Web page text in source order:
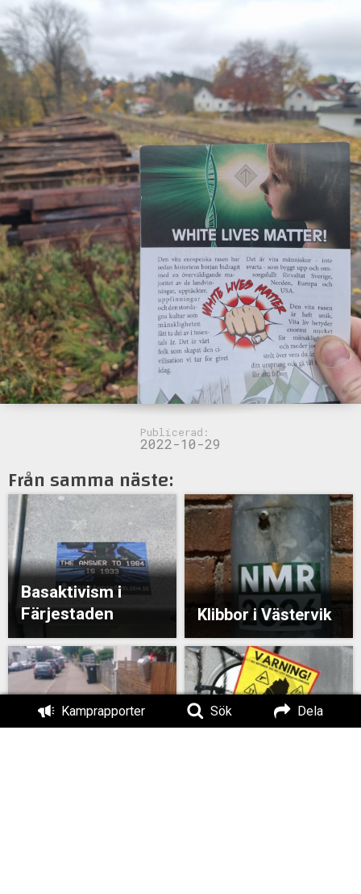
Kamprapporter Sök Dela
Publicerad:
2022-10-29
Från samma näste:
Basaktivism i
Färjestaden
Klibbor i Västervik